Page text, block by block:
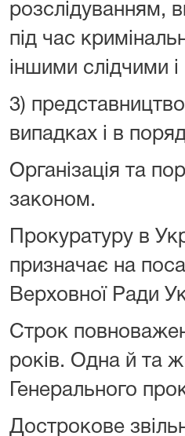
розслідуванням,
під час
іншими слідчими
3)
випадках і в
Організація та
законом.
Прокуратуру в
призначає на
Верховної Ради
Строк
років. Одна й та
Генерального
Дострокове